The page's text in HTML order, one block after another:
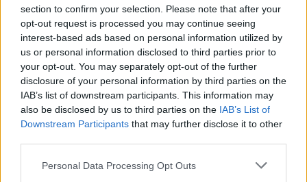
section to confirm your selection. Please note that after your
opt-out request is processed you may continue seeing
interest-based ads based on personal information utilized by
us or personal information disclosed to third parties prior to
your opt-out. You may separately opt-out of the further
disclosure of your personal information by third parties on the
IAB’s list of downstream participants. This information may
also be disclosed by us to third parties on the IAB’s List of
Downstream Participants that may further disclose it to other
Personal Data Processing Opt Outs
Από το Λουξεμβούργο 22 Ιανουαρίου ξεκινάει η
Ελισάβετ Πεσιρίδου
Η Ελισάβετ Πεσιρίδου έχει στα αγωνιστικά της πλάνα στον